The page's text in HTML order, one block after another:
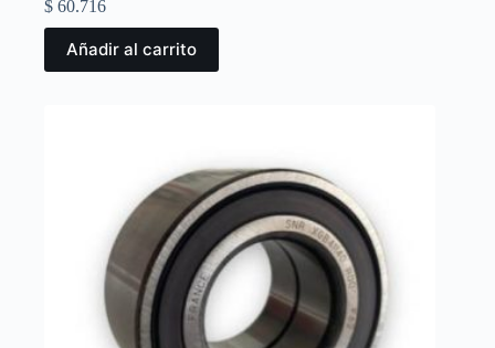
$ 60.716
Añadir al carrito